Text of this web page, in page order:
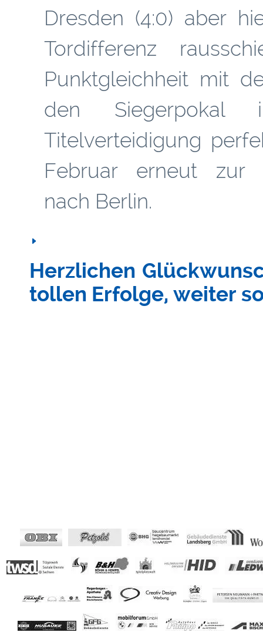
Dresden (4:0) aber
Tordifferenz
Punktgleichheit mit
den
Titelverteidigung
Februar erneut zur
nach Berlin.
Herzlichen
tollen Erfolge, weiter